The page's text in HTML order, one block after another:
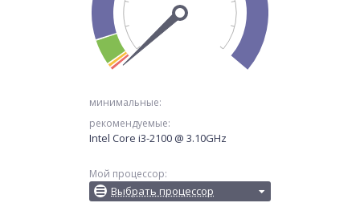
минимальные:
рекомендуемые:
Intel Core i3-2100 @ 3.10GHz
Мой процессор:
Выбрать процессор